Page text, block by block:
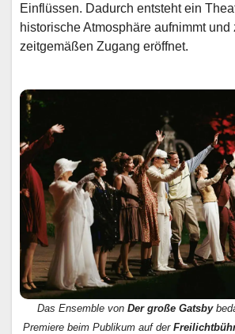
Einflüssen. Dadurch entsteht ein
historische Atmosphäre aufnimmt
zeitgemäßen Zugang eröffnet.
Das Ensemble von Der große Gatsby
Premiere beim Publikum auf der